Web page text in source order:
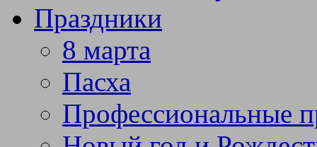
Праздники
8 марта
Пасха
Профессиональные